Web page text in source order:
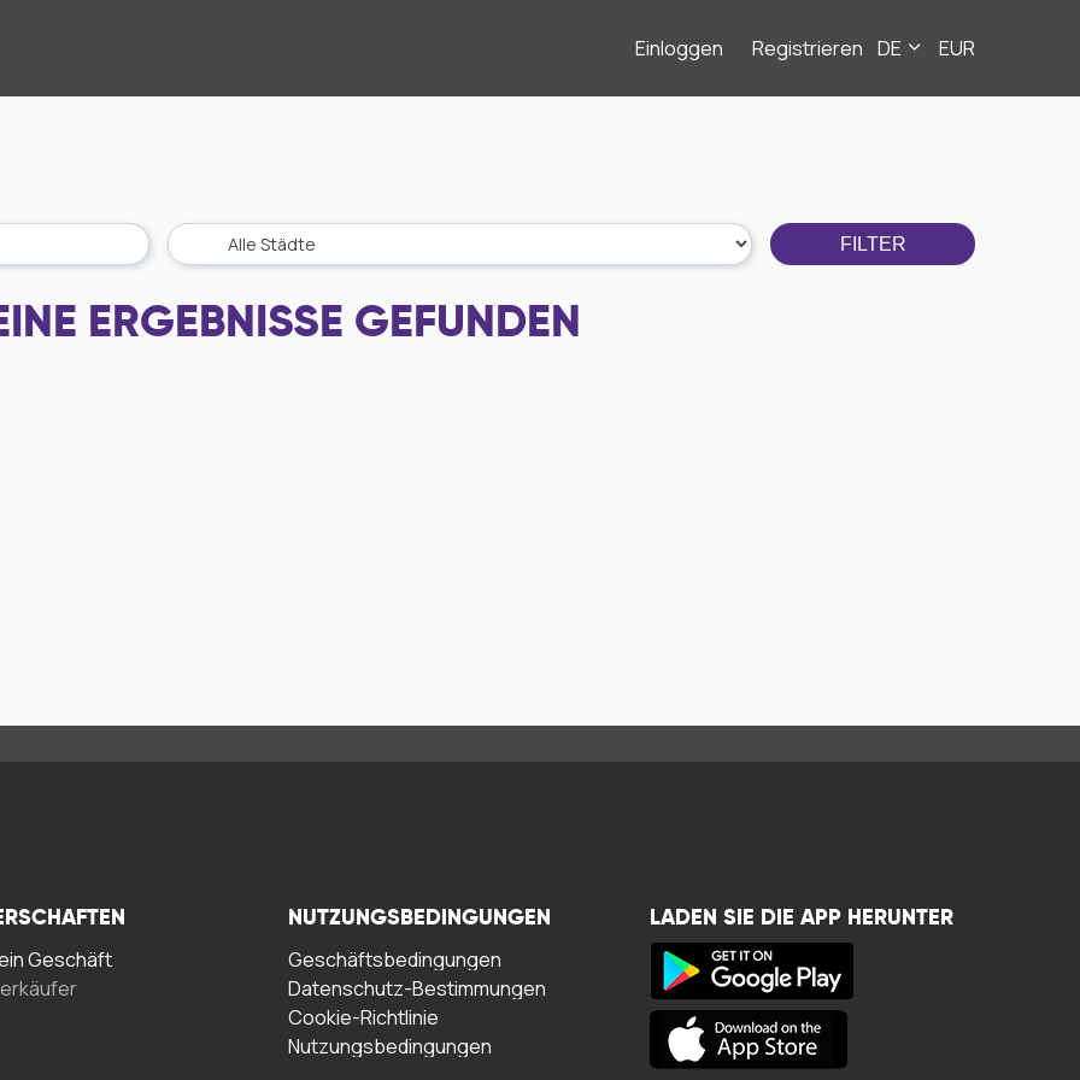
Einloggen Registrieren DE EUR
FILTER
ERGEBNISSE GEFUNDEN
Geschäft
NUTZUNGSBEDINGUNGEN
Geschäftsbedingungen
Datenschutz-Bestimmungen
Cookie-Richtlinie
Nutzungsbedingungen
LADEN SIE DIE APP HERUNTER